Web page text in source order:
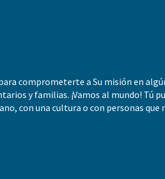
comprometerte a Su misión en
y familias. ¡Vamos al mundo! Tú
con una cultura o con personas que